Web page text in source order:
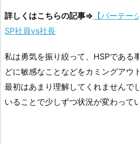
詳しくはこちらの記事⇒ 【パーテ
SP社員vs社長
私は勇気を振り絞って、HSPである
どに敏感なことなどをカミングアウ
最初はあまり理解してくれませんで
いることで少しずつ状況が変わって